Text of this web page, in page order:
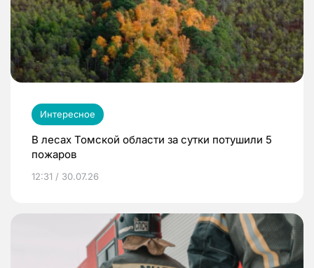
Интересное
В лесах Томской области за сутки потушили 5
пожаров
12:31 / 30.07.26